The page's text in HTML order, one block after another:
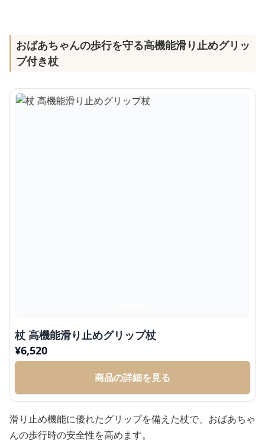
おばあちゃんの歩行を守る高機能滑り止めグリッ
プ付き杖
杖 高機能滑り止めグリップ杖
¥6,520
商品の詳細を見る
滑り止め機能に優れたグリップを備えた杖で、おばあちゃ
んの歩行時の安全性を高めます。